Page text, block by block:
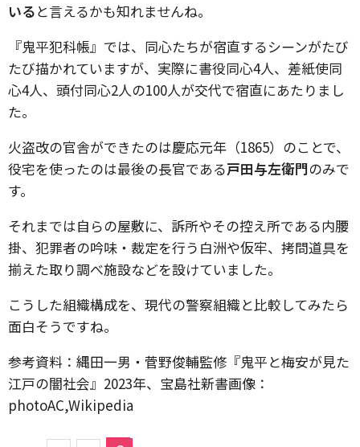
いると言えるかも知れませんね。
『鬼平犯科帳』では、同心たちが宿直するシーンがたび
たび描かれていますが、実際に書役同心4人、差紙使同
心4人、頭付同心2人の100人が交代で宿直にあたりまし
た。
火盗改の官舎ができたのは慶応元年（1865）のことで、
役宅を使ったのは最後の長官である戸田与左衛門のみで
す。
それまでは自らの屋敷に、訴所やその控え所である内腰
掛、犯罪者の吟味・裁定を行う白洲や仮牢、拷問道具を
揃えた取り調べ施設などを設けていました。
こうした組織構成を、現代の警察組織と比較してみたら
面白そうですね。
参考資料：縄田一男・菅野俊輔監修『鬼平と梅安が見た
江戸の闇社会』2023年、宝島社新書画像：
photoAC,Wikipedia